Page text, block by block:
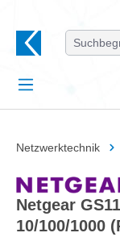
Netzwerktechnik
Netgear
10/100/1000